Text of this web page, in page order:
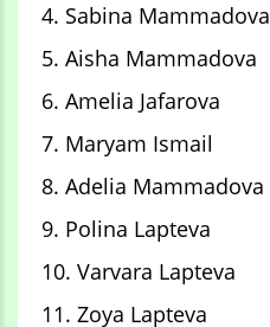
4. Sabina Mammadova
5. Aisha Mammadova
6. Amelia Jafarova
7. Maryam Ismail
8. Adelia Mammadova
9. Polina Lapteva
10. Varvara Lapteva
11. Zoya Lapteva